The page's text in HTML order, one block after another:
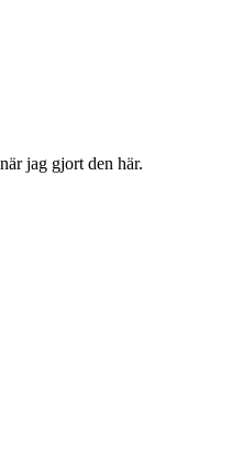
jag gjort den här.